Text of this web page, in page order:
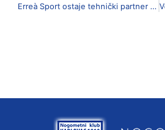
Erreà Sport ostaje tehnički partner NK Karlovac 1919